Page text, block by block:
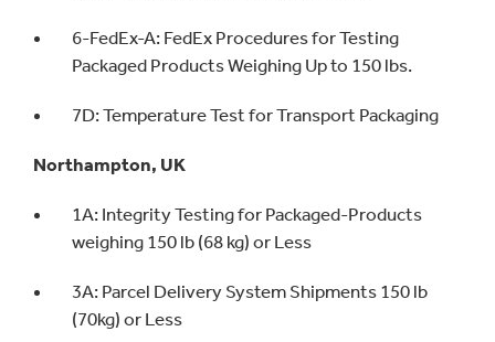
6-FedEx-A: FedEx Procedures for Testing
Packaged Products Weighing Up to 150 lbs.
7D: Temperature Test for Transport Packaging
Northampton, UK
1A: Integrity Testing for Packaged-Products
weighing 150 lb (68 kg) or Less
3A: Parcel Delivery System Shipments 150 lb
(70kg) or Less